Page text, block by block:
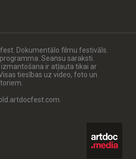
Dokumentālo filmu festivāls.
Seansu saraksti.
ir atļauta tikai ar
tiesības uz video, foto un